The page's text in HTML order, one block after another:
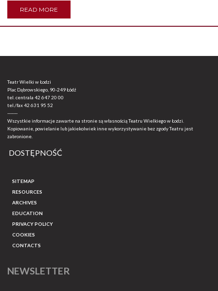
READ MORE
Teatr Wielki w Łodzi
Plac Dąbrowskiego, 90-249 Łódź
tel. centrala 42 647 20 00
tel./fax42 631 95 52
-------
Wszystkie informacje zawarte na stronie są własnością Teatru Wielkiego w Łodzi.
Kopiowanie, powielanie lub jakiekolwiek inne wykorzystywanie bez zgody Teatru jest
zabronione.
DOSTĘPNOŚĆ
SITEMAP
RESOURCES
ARCHIVES
EDUCATION
PRIVACY POLICY
COOKIES
CONTACTS
NEWSLETTER